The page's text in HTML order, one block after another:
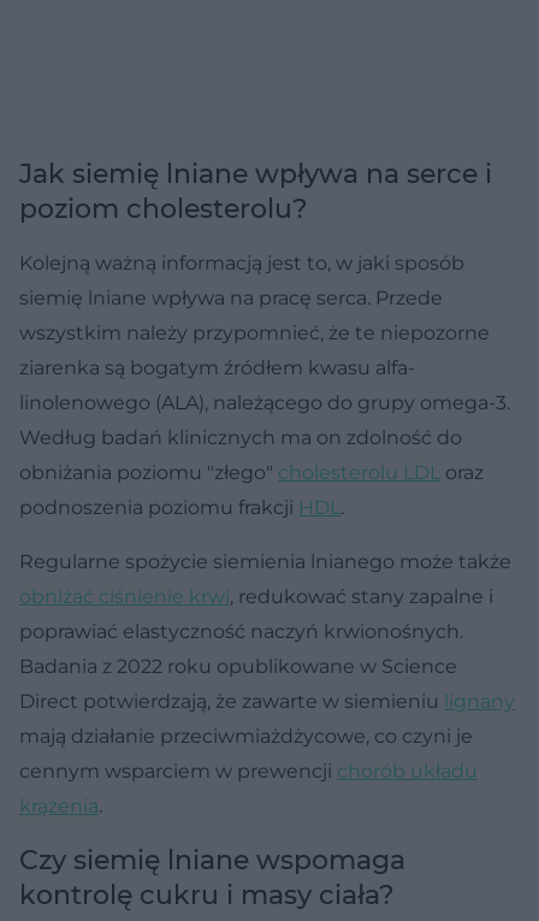
Jak siemię lniane wpływa na serce i
poziom cholesterolu?
Kolejną ważną informacją jest to, w jaki sposób
siemię lniane wpływa na pracę serca. Przede
wszystkim należy przypomnieć, że te niepozorne
ziarenka są bogatym źródłem kwasu alfa-
linolenowego (ALA), należącego do grupy omega-3.
Według badań klinicznych ma on zdolność do
obniżania poziomu "złego" cholesterolu LDL oraz
podnoszenia poziomu frakcji HDL .
Regularne spożycie siemienia lnianego może także
obniżać ciśnienie krwi, redukować stany zapalne i
poprawiać elastyczność naczyń krwionośnych.
Badania z 2022 roku opublikowane w Science
Direct potwierdzają, że zawarte w siemieniu lignany
mają działanie przeciwmiażdżycowe, co czyni je
cennym wsparciem w prewencji chorób układu
krążenia.
Czy siemię lniane wspomaga
kontrolę cukru i masy ciała?